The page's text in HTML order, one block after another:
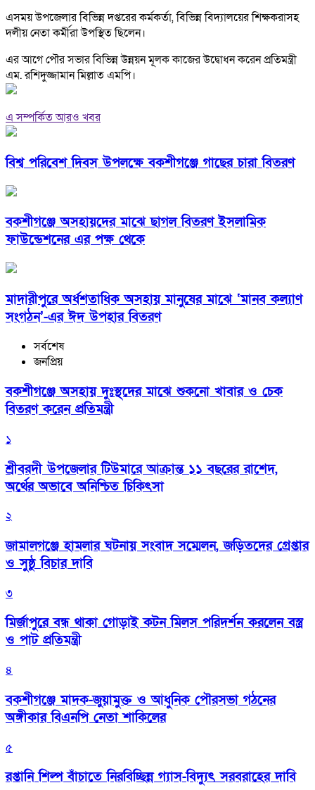
এসময় উপজেলার বিভিন্ন দপ্তরের কর্মকর্তা, বিভিন্ন বিদ্যালয়ের শিক্ষকরাসহ
দলীয় নেতা কর্মীরা উপস্থিত ছিলেন।
এর আগে পৌর সভার বিভিন্ন উন্নয়ন মূলক কাজের উদ্বোধন করেন প্রতিমন্ত্রী
এম. রশিদুজ্জামান মিল্লাত এমপি।
এ সম্পর্কিত আরও খবর
বিশ্ব পরিবেশ দিবস উপলক্ষে বকশীগঞ্জে গাছের চারা বিতরণ
বকশীগঞ্জে অসহায়দের মাঝে ছাগল বিতরণ ইসলামিক
ফাউন্ডেশনের এর পক্ষ থেকে
মাদারীপুরে অর্ধশতাধিক অসহায় মানুষের মাঝে ‘মানব কল্যাণ
সংগঠন’-এর ঈদ উপহার বিতরণ
সর্বশেষ
জনপ্রিয়
বকশীগঞ্জে অসহায় দুঃস্থদের মাঝে শুকনো খাবার ও চেক
বিতরণ করেন প্রতিমন্ত্রী
১
শ্রীবরদী উপজেলার টিউমারে আক্রান্ত ১১ বছরের রাশেদ,
অর্থের অভাবে অনিশ্চিত চিকিৎসা
২
জামালগঞ্জে হামলার ঘটনায় সংবাদ সম্মেলন, জড়িতদের গ্রেপ্তার
ও সুষ্ঠু বিচার দাবি
৩
মির্জাপুরে বন্ধ থাকা গোড়াই কটন মিলস পরিদর্শন করলেন বস্ত্র
ও পাট প্রতিমন্ত্রী
৪
বকশীগঞ্জে মাদক-জুয়ামুক্ত ও আধুনিক পৌরসভা গঠনের
অঙ্গীকার বিএনপি নেতা শাকিলের
৫
রপ্তানি শিল্প বাঁচাতে নিরবিচ্ছিন্ন গ্যাস-বিদ্যুৎ সরবরাহের দাবি